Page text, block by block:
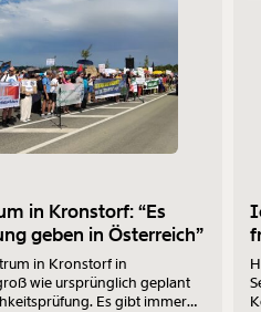
in Kronstorf: “Es
geben in Österreich”
in Kronstorf in
wie ursprünglich geplant
Es gibt immer